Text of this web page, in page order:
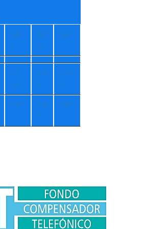
Ma
r
Mi
é
Jue
+1
3°
+9
°
+11
°
+4° +8
°
+8°